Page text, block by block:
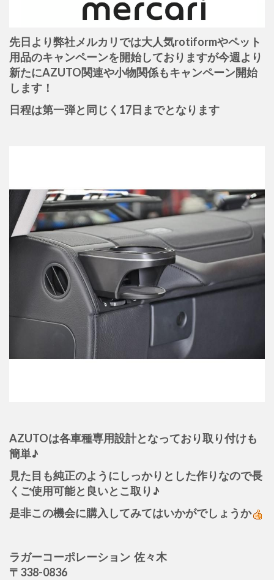
先日より弊社メルカリでは大人気rotiformやペット
用品のキャンペーンを開始しておりますが今週より
新たにAZUTO関連や小物関係もキャンペーン開始
します！
日程は第一弾と同じく17日までとなります
AZUTOは各車種専用設計となっており取り付けも
簡単♪
見た目も純正のようにしっかりとした作りなので長
くご使用可能と良いとこ取り♪
是非この機会に購入してみてはいかがでしょうか
ラガーコーポレーション 佐々木
〒338-0836